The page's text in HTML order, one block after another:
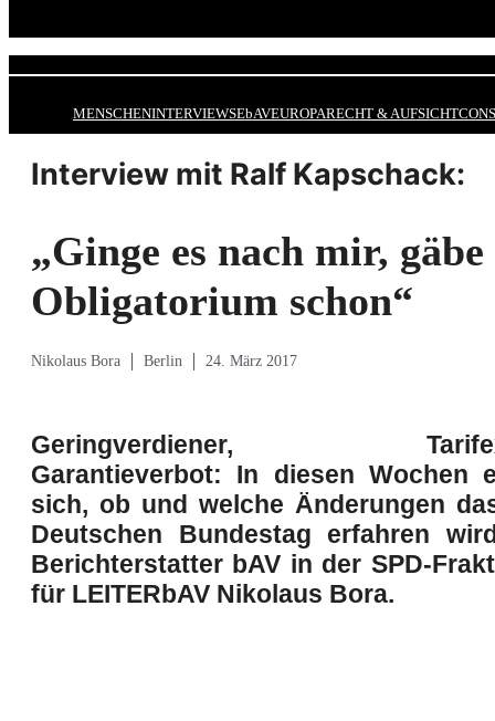
MENSCHENINTERVIEWSEbAVEUROPARECHT & AUFSICHT
Interview mit Ralf Kapschack:
„Ginge es nach mir, gäbe
Obligatorium schon“
Nikolaus Bora Berlin 24. März 2017
Geringverdiener,
Garantieverbot: In diesen Wochen
sich, ob und welche Änderungen
Deutschen Bundestag erfahren
Berichterstatter bAV in der SPD-
für LEITERbAV Nikolaus Bora.